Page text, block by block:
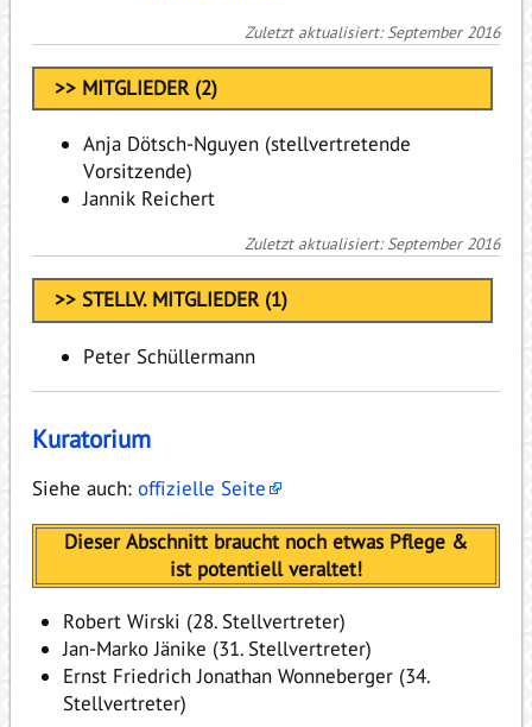
Zuletzt aktualisiert: September 2016
>> MITGLIEDER (2)
Anja Dötsch-Nguyen (stellvertretende
Vorsitzende)
Jannik Reichert
Zuletzt aktualisiert: September 2016
>> STELLV. MITGLIEDER (1)
Peter Schüllermann
Kuratorium
Siehe auch: offizielle Seite
Dieser Abschnitt braucht noch etwas Pflege &
ist potentiell veraltet!
Robert Wirski (28. Stellvertreter)
Jan-Marko Jänike (31. Stellvertreter)
Ernst Friedrich Jonathan Wonneberger (34.
Stellvertreter)